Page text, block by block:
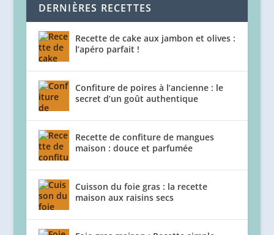
DERNIÈRES RECETTES
Recette de cake aux jambon et olives :
l’apéro parfait !
Confiture de poires à l’ancienne : le
secret d’un goût authentique
Recette de confiture de mangues
maison : douce et parfumée
Cuisson du foie gras : la recette
maison aux raisins secs